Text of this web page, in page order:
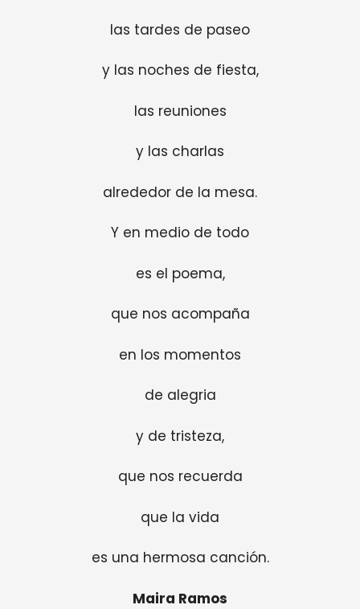
las tardes de paseo
y las noches de fiesta,
las reuniones
y las charlas
alrededor de la mesa.
Y en medio de todo
es el poema,
que nos acompaña
en los momentos
de alegria
y de tristeza,
que nos recuerda
que la vida
es una hermosa canción.
Maira Ramos